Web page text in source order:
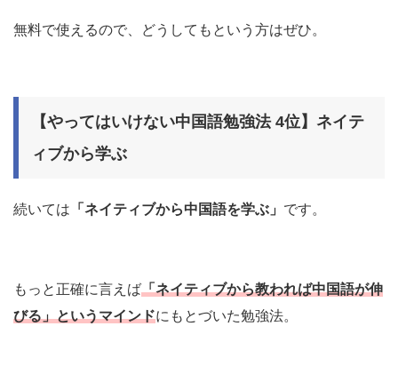
無料で使えるので、どうしてもという方はぜひ。
【やってはいけない中国語勉強法 4位】ネイテ
ィブから学ぶ
続いては 「ネイティブから中国語を学ぶ」 です。
もっと正確に言えば「ネイティブから教われば中国語が伸
びる」というマインドにもとづいた勉強法。